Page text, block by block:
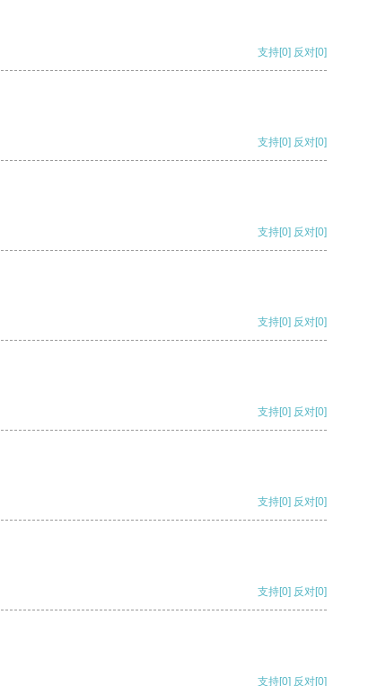
支持[0] 反对[0]
支持[0] 反对[0]
支持[0] 反对[0]
支持[0] 反对[0]
支持[0] 反对[0]
支持[0] 反对[0]
支持[0] 反对[0]
支持[0] 反对[0]